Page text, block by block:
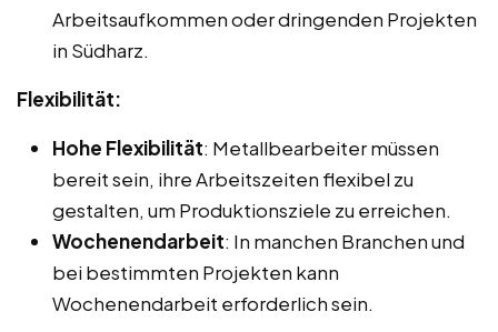
Arbeitsaufkommen oder dringenden Projekten
in Südharz.
Flexibilität:
Hohe Flexibilität: Metallbearbeiter müssen
bereit sein, ihre Arbeitszeiten flexibel zu
gestalten, um Produktionsziele zu erreichen.
Wochenendarbeit: In manchen Branchen und
bei bestimmten Projekten kann
Wochenendarbeit erforderlich sein.